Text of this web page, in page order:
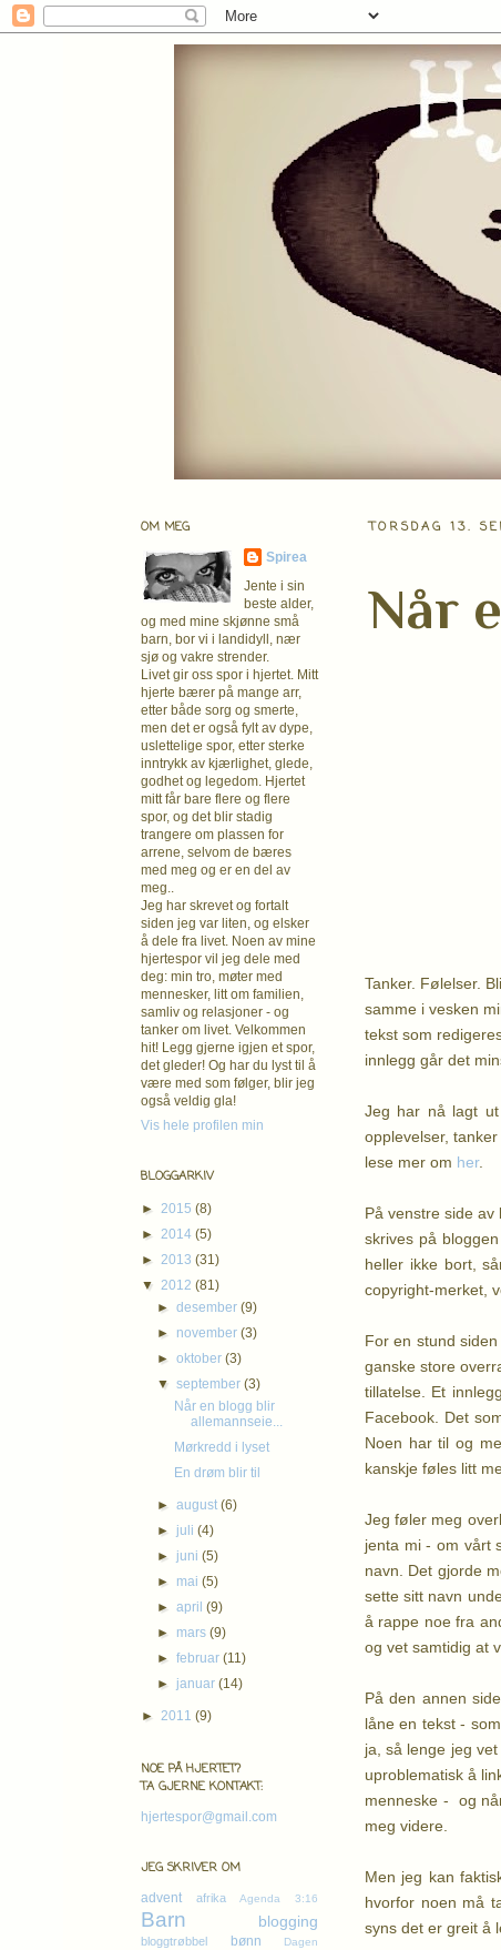
TORSDAG 13.
Når
Tanker. Følelser.
samme i vesken
tekst som
innlegg går det
Jeg har nå lagt
opplevelser,
lese mer om her.
På venstre side
skrives på
heller ikke bort,
copyright-merket,
For en stund
ganske store
tillatelse. Et
Facebook. Det
Noen har til og
kanskje føles litt
Jeg føler meg
jenta mi - om vårt
navn. Det gjorde
sette sitt navn
å rappe noe fra
og vet samtidig at
På den annen
låne en tekst -
ja, så lenge jeg
uproblematisk å
menneske - og
meg videre.
Men jeg kan
hvorfor noen må
syns det er greit å
OM MEG
Spirea
Jente i sin
beste alder,
og med mine skjønne små
barn, bor vi i landidyll, nær
sjø og vakre strender.
Livet gir oss spor i hjertet. Mitt
hjerte bærer på mange arr,
etter både sorg og smerte,
men det er også fylt av dype,
uslettelige spor, etter sterke
inntrykk av kjærlighet, glede,
godhet og legedom. Hjertet
mitt får bare flere og flere
spor, og det blir stadig
trangere om plassen for
arrene, selvom de bæres
med meg og er en del av
meg..
Jeg har skrevet og fortalt
siden jeg var liten, og elsker
å dele fra livet. Noen av mine
hjertespor vil jeg dele med
deg: min tro, møter med
mennesker, litt om familien,
samliv og relasjoner - og
tanker om livet. Velkommen
hit! Legg gjerne igjen et spor,
det gleder! Og har du lyst til å
være med som følger, blir jeg
også veldig gla!
Vis hele profilen min
BLOGGARKIV
► 2015 (8)
► 2014 (5)
► 2013 (31)
▼ 2012 (81)
►desember(9)
► november(3)
►oktober(3)
▼september(3)
Når en blogg blir
allemannseie...
Mørkredd i lyset
En drøm blir til
►august(6)
► juli(4)
► juni(5)
► mai(5)
►april(9)
► mars(9)
►februar(11)
► januar(14)
► 2011 (9)
NOE PÅ HJERTET?
TA GJERNE KONTAKT:
hjertespor@gmail.com
JEG SKRIVER OM
advent afrika Agenda 3:16
Barn blogging
bloggtrøbbel bønn Dagen